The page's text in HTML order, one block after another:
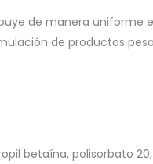
de manera uniforme
de productos
betaína, polisorbato